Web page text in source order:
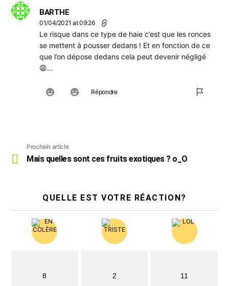
BARTHE
01/04/2021 at 09:26
Le risque dans ce type de haie c’est que les ronces
se mettent à pousser dedans ! Et en fonction de ce
que l’on dépose dedans cela peut devenir négligé
😩…
Répondre
Prochain article
Mais quelles sont ces fruits exotiques ? o_O
QUELLE EST VOTRE RÉACTION?
8 2 11